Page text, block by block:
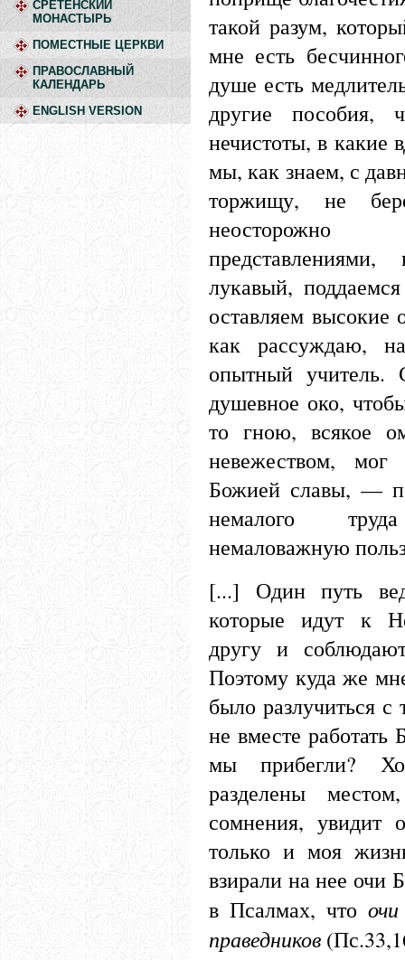
СРЕТЕНСКИЙ
МОНАСТЫРЬ
ПОМЕСТНЫЕ ЦЕРКВИ
ПРАВОСЛАВНЫЙ
КАЛЕНДАРЬ
ENGLISH VERSION
такой разум,
мне есть
душе есть
другие пособия,
нечистоты, в какие
мы, как знаем, с
торжищу, не
лукавый,
оставляем высокие
как рассуждаю,
опытный учитель.
душевное око,
то гною, всякое
невежеством,
Божией славы, —
немалого
немаловажную
[...] Один путь
которые идут к
другу и
Поэтому куда же
было разлучиться
не вместе
мы прибегли?
разделены
сомнения, увидит
только и моя
взирали на нее очи
в Псалмах, что
праведников